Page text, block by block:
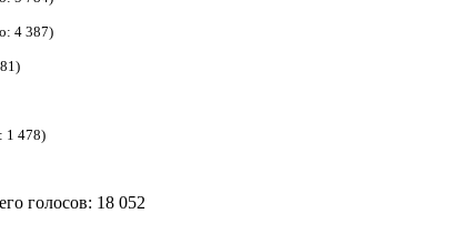
4 387)
1 478)
голосов: 18 052